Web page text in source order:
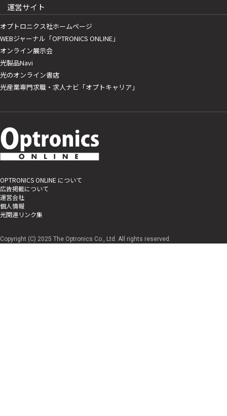
運営サイト
オプトロニクス社ホームページ
WEBジャーナル「OPTRONICS ONLINE」
オンライン展示会
光製品Navi
光のオンライン書店
光産業専門求職・求人ナビ「オプトキャリア」
OPTRONICS ONLINE について
広告掲載について
運営会社
個人情報
光関連リンク集
Copyright (C) 2025 The Optronics Co., Ltd. All rights reserved.